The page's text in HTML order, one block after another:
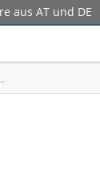
aus AT und DE